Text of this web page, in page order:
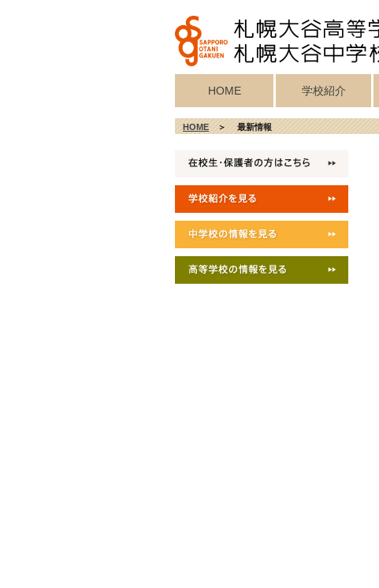
HOME 学校紹介
校長挨拶
教育目標・校訓
沿革
校歌・真宗宗歌・
記念歌
学校施設紹介
HOME＞ 最新情報